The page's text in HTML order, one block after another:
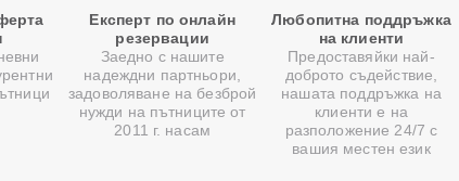
Експерт по онлайн
резервации
Заедно с нашите
надеждни партньори,
задоволяване на безброй
нужди на пътниците от
2011 г. насам
Любопитна поддръжка
на клиенти
Предоставяйки най-
доброто съдействие,
нашата поддръжка на
клиенти е на
разположение 24/7 с
вашия местен език